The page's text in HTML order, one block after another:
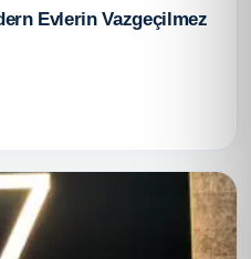
Evlerin Vazgeçilmez